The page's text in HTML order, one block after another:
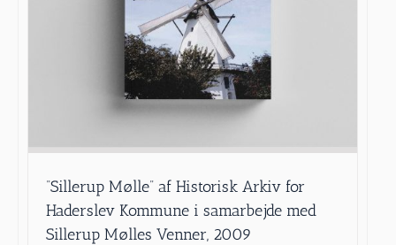
”Sillerup Mølle” af Historisk Arkiv for
Haderslev Kommune i samarbejde med
Sillerup Mølles Venner, 2009